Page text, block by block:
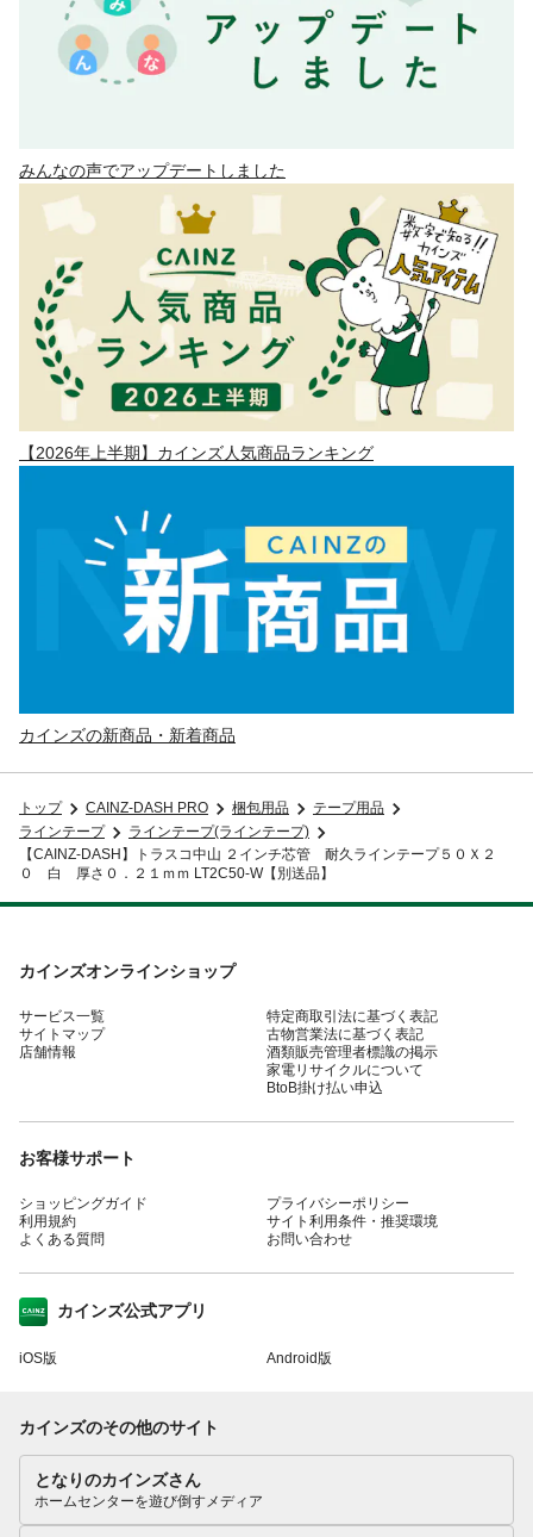
みんなの声でアップデートしました
【2026年上半期】カインズ人気商品ランキング
カインズの新商品・新着商品
トップ CAINZ-DASH PRO 梱包用品
テープ用品
ラインテープ
ラインテープ(ラインテープ)
【CAINZ-DASH】トラスコ中山 ２インチ芯管 耐久ラインテープ５０Ｘ２
０ 白 厚さ０．２１ｍｍ LT2C50-W【別送品】
カインズオンラインショップ
サービス一覧
サイトマップ
店舗情報
特定商取引法に基づく表記
古物営業法に基づく表記
酒類販売管理者標識の掲示
家電リサイクルについて
BtoB掛け払い申込
お客様サポート
ショッピングガイド
利用規約
よくある質問
プライバシーポリシー
サイト利用条件・推奨環境
お問い合わせ
カインズ公式アプリ
iOS版 Android版
カインズのその他のサイト
となりのカインズさん
ホームセンターを遊び倒すメディア